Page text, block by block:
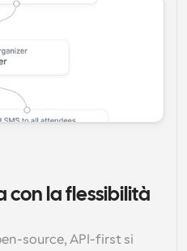
con la flessibilità
source, API-first si